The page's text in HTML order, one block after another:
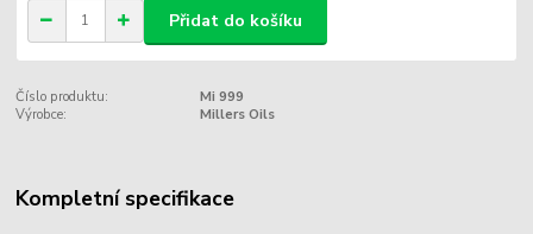
Přidat do košíku
Číslo produktu:
Mi 999
Výrobce:
Millers Oils
Kompletní specifikace